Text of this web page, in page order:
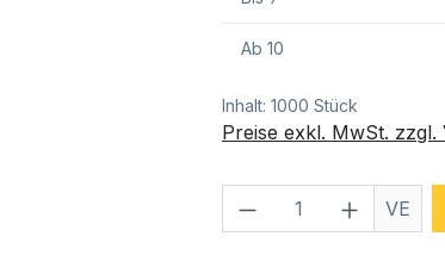
Ab 10
Inhalt: 1000 Stück
Preise exkl. MwSt. zzgl.
Produkt VE